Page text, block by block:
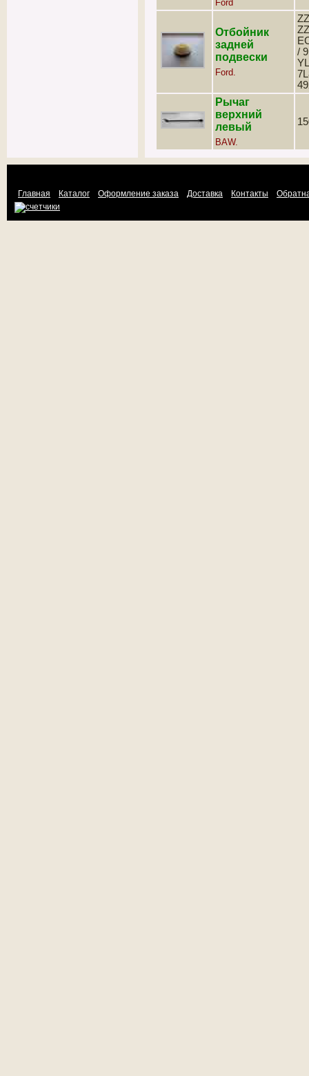
Ford
Отбойник
задней
подвески
Ford.
/
Рычаг
верхний
левый
BAW.
Главная Каталог Оформление заказа Доставка Контакты